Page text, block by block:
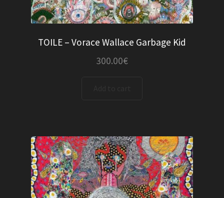
TOILE – Vorace Wallace Garbage Kid
300.00€